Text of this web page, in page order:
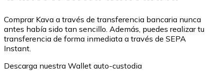
ETH
Comprar Kava a través de transferencia bancaria nunca
antes había sido tan sencillo. Además, puedes realizar tu
transferencia de forma inmediata a través de SEPA
Instant.
Descarga nuestra Wallet auto-custodia